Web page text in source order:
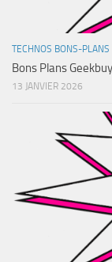
TECHNOS BONS-PLANS
Bons Plans
13 JANVIER 2026